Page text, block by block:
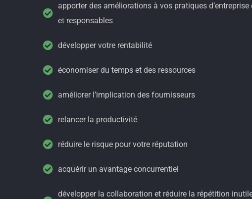
apporter des améliorations à vos pratiques d’entreprise
et responsables
développer votre rentabilité
économiser du temps et des ressources
améliorer l’implication des fournisseurs
relancer la productivité
réduire le risque pour votre réputation
acquérir un avantage concurrentiel
développer la collaboration et réduire la répétition